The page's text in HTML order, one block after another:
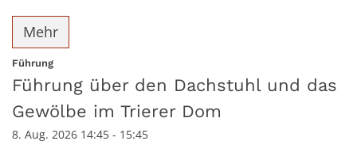
Mehr
Führung:
Führung über den Dachstuhl und das
Gewölbe im Trierer Dom
8. Aug. 2026 14:45 - 15:45